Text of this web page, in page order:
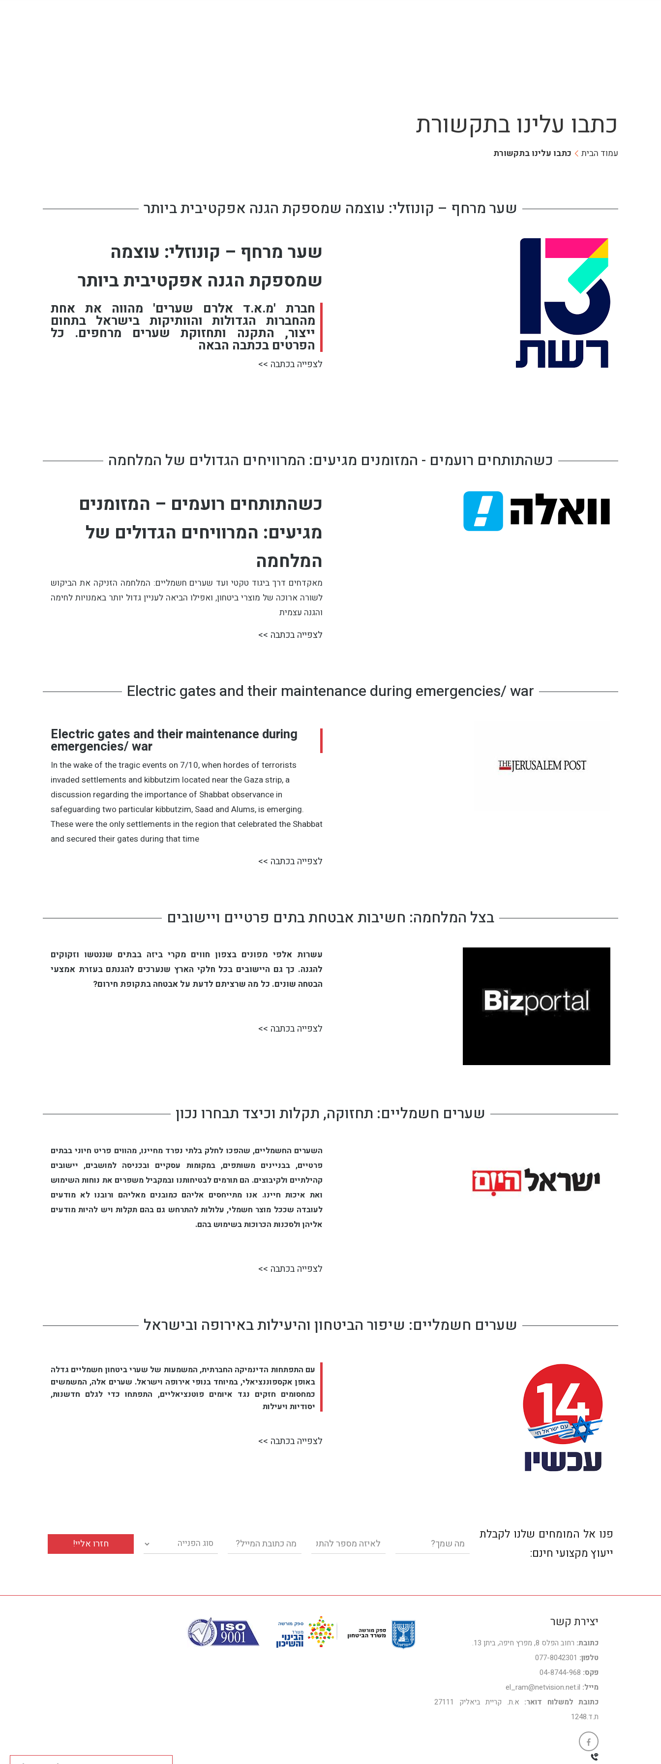
כתבו עלינו בתקשורת
עמוד הבית כתבו עלינו בתקשורת
שער מרחף – קונוזלי: עוצמה שמספקת הגנה אפקטיבית ביותר
שער מרחף – קונוזלי: עוצמה
שמספקת הגנה אפקטיבית ביותר
חברת 'מ.א.ד אלרם שערים' מהווה את אחת
מהחברות הגדולות והוותיקות בישראל בתחום
ייצור, התקנה ותחזוקת שערים מרחפים. כל
הפרטים בכתבה הבאה
לצפייה בכתבה >>
כשהתותחים רועמים - המזומנים מגיעים: המרוויחים הגדולים של המלחמה
כשהתותחים רועמים – המזומנים
מגיעים: המרוויחים הגדולים של
המלחמה
מאקדחים דרך ביגוד טקטי ועד שערים חשמליים: המלחמה הזניקה את הביקוש
לשורה ארוכה של מוצרי ביטחון, ואפילו הביאה לעניין גדול יותר באמנויות לחימה
והגנה עצמית
לצפייה בכתבה >>
Electric gates and their maintenance during emergencies/ war
Electric gates and their maintenance during
emergencies/ war
In the wake of the tragic events on 7/10, when hordes of terrorists
invaded settlements and kibbutzim located near the Gaza strip, a
discussion regarding the importance of Shabbat observance in
safeguarding two particular kibbutzim, Saad and Alums, is emerging.
These were the only settlements in the region that celebrated the Shabbat
and secured their gates during that time
לצפייה בכתבה >>
בצל המלחמה: חשיבות אבטחת בתים פרטיים ויישובים
עשרות אלפי מפונים בצפון חווים מקרי ביזה בבתים שננטשו וזקוקים
להגנה. כך גם היישובים בכל חלקי הארץ שנערכים להגנתם בעזרת אמצעי
הבטחה שונים. כל מה שרציתם לדעת על אבטחה בתקופת חירום?
לצפייה בכתבה >>
שערים חשמליים: תחזוקה, תקלות וכיצד תבחרו נכון
השערים החשמליים, שהפכו לחלק בלתי נפרד מחיינו, מהווים פריט חיוני בבתים
פרטיים, בבניינים משותפים, במקומות עסקיים ובכניסה למושבים, יישובים
קהילתיים ולקיבוצים. הם תורמים לבטיחותנו ובמקביל משפרים את נוחות השימוש
ואת איכות חיינו. אנו מתייחסים אליהם כמובנים מאליהם ורובנו לא מודעים
לעובדה שככל מוצר חשמלי, עלולות להתרחש גם בהם תקלות ויש להיות מודעים
אליהן ולסכנות הכרוכות בשימוש בהם.
לצפייה בכתבה >>
שערים חשמליים: שיפור הביטחון והיעילות באירופה ובישראל
עם התפתחות הדינמיקה החברתית, המשמעות של שערי ביטחון חשמליים גדלה
באופן אקספוננציאלי, במיוחד בנופי אירופה וישראל. שערים אלה, המשמשים
כמחסומים חזקים נגד איומים פוטנציאליים, התפתחו כדי לגלם חדשנות,
יסודיות ויעילות
לצפייה בכתבה >>
פנו אל המומחים שלנו לקבלת
ייעוץ מקצועי חינם:
שם
מלא
טלפון דוא"ל סוג הפנייה
יצירת קשר
כתובת: רחוב הפלס 8, מפרץ חיפה, ביתן 13.
טלפון: 077-8042301
פקס:
מייל:
כתובת למשלוח דואר:
א.ת. קריית ביאליק 27111
ת.ד.1248